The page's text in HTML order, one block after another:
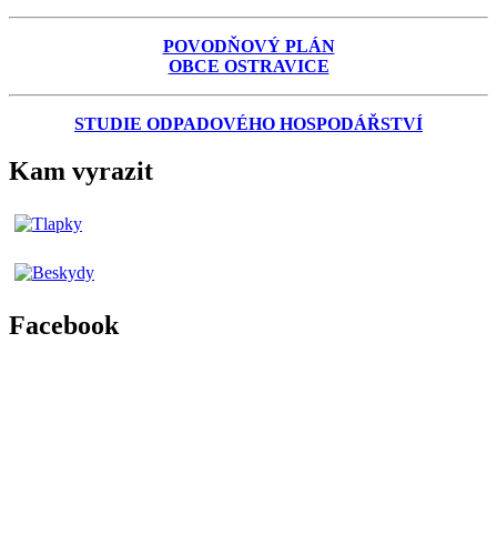
POVODŇOVÝ PLÁN
OBCE OSTRAVICE
STUDIE ODPADOVÉHO HOSPODÁŘSTVÍ
Kam vyrazit
Facebook